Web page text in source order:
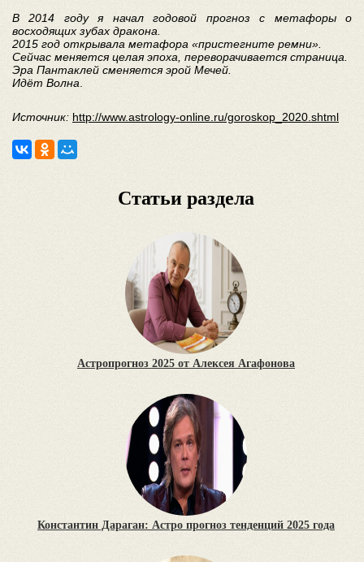
В 2014 году я начал годовой прогноз с метафоры о
восходящих зубах дракона.
2015 год открывала метафора «пристегните ремни».
Сейчас меняется целая эпоха, переворачивается страница.
Эра Пантаклей сменяется эрой Мечей.
Идёт Волна
Источник: http://www.astrology-online.ru/goroskop_2020.shtml
Статьи раздела
Астропрогноз 2025 от Алексея Агафонова
Константин Дараган: Астро прогноз тенденций 2025 года